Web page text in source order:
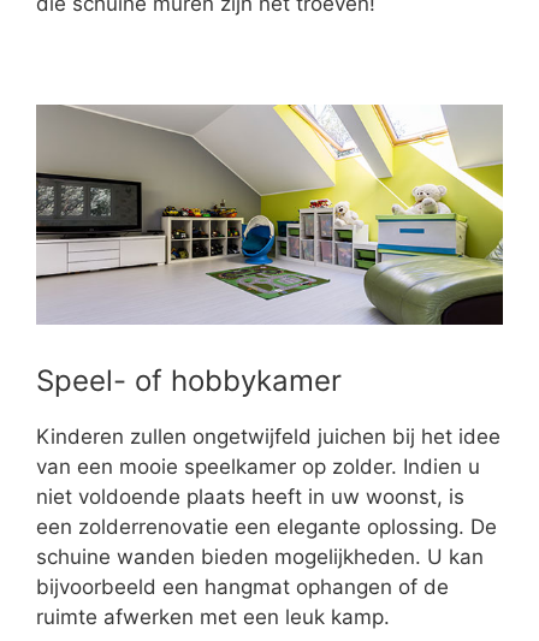
Speel- of hobbykamer
Kinderen zullen ongetwijfeld juichen bij het idee
van een mooie speelkamer op zolder. Indien u
niet voldoende plaats heeft in uw woonst, is
een zolderrenovatie een elegante oplossing. De
schuine wanden bieden mogelijkheden. U kan
bijvoorbeeld een hangmat ophangen of de
ruimte afwerken met een leuk kamp.